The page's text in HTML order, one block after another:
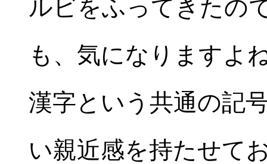
ルビをふってきたの
も、気になりますよ
漢字という共通の記
い親近感を持たせて